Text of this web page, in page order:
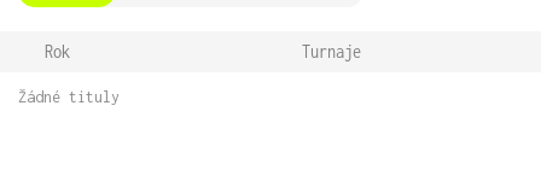
Rok Turnaje
Žádné tituly